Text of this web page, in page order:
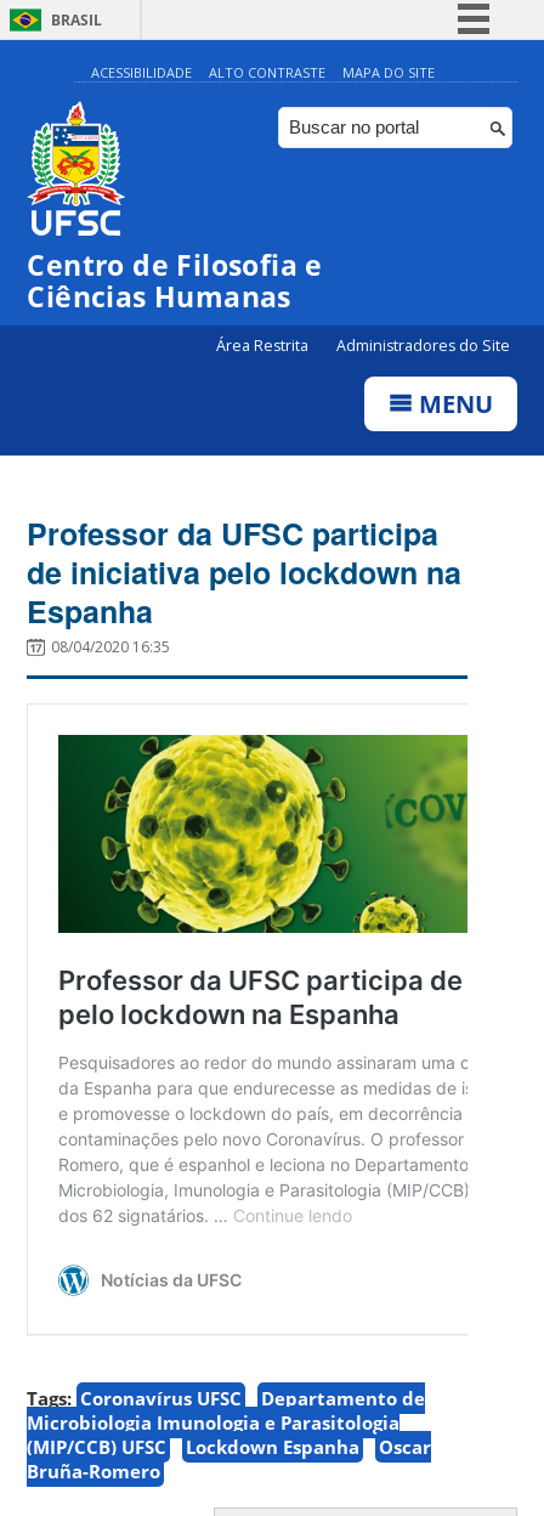
BRASIL
Simplifique!
Comunica BR
Participe
ACESSIBILIDADE ALTO CONTRASTE MAPA DO SITE
Centro de Filosofia e
Ciências Humanas
Área Restrita Administradores do Site
MENU
Professor da UFSC participa
de iniciativa pelo lockdown na
Espanha
08/04/2020 16:35
Tags: Coronavírus UFSC
Departamento de
Microbiologia Imunologia e Parasitologia
(MIP/CCB) UFSC
Lockdown Espanha
Oscar
Bruña-Romero